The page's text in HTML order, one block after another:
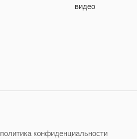
видео
политика конфиденциальности